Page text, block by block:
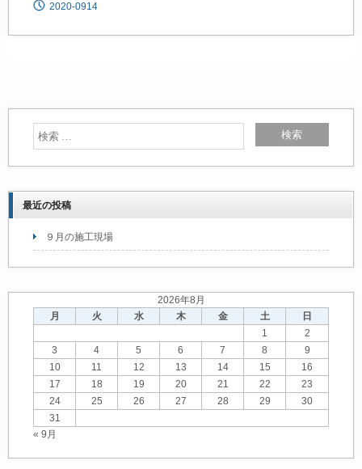
2020-0914
最近の投稿
９月の施工現場
2026年8月
月
火 水 木 金 土
日
1
2
3
4 5 6 7 8
9
10
11 12 13 14 15
16
17
18 19 20 21 22
23
24
25 26 27 28 29
30
31
« 9月